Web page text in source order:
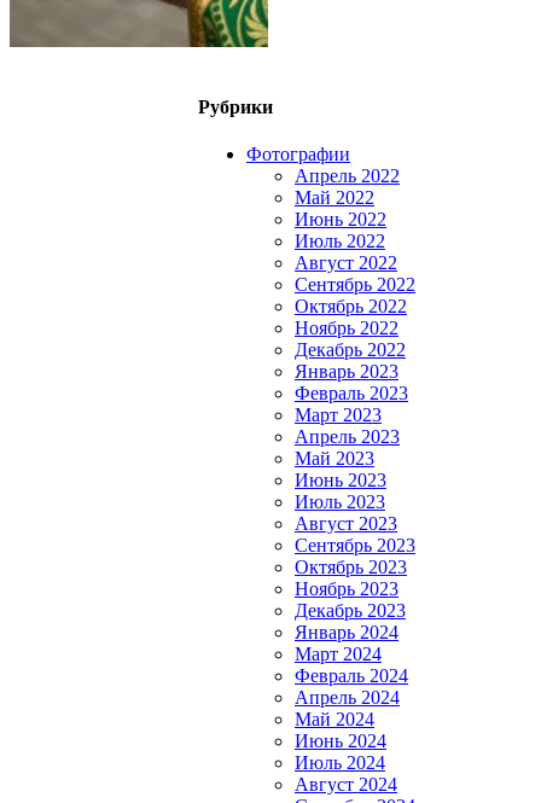
Рубрики
Фотографии
Апрель 2022
Май 2022
Июнь 2022
Июль 2022
Август 2022
Сентябрь 2022
Октябрь 2022
Ноябрь 2022
Декабрь 2022
Январь 2023
Февраль 2023
Март 2023
Апрель 2023
Май 2023
Июнь 2023
Июль 2023
Август 2023
Сентябрь 2023
Октябрь 2023
Ноябрь 2023
Декабрь 2023
Январь 2024
Март 2024
Февраль 2024
Апрель 2024
Май 2024
Июнь 2024
Июль 2024
Август 2024